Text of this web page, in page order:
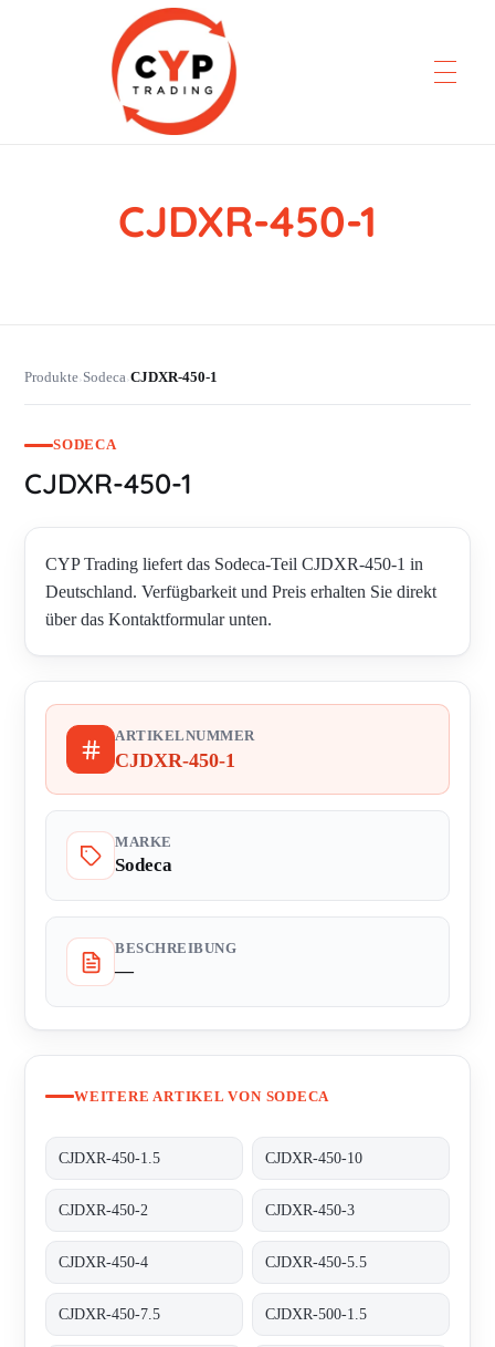
CYP Trading
Professionelle Ersatzteilbeschaffung
CJDXR-450-1
Produkte›Sodeca›CJDXR-450-1
SODECA
CJDXR-450-1
CYP Trading liefert das Sodeca-Teil CJDXR-450-1 in
Deutschland. Verfügbarkeit und Preis erhalten Sie direkt
über das Kontaktformular unten.
ARTIKELNUMMER
CJDXR-450-1
MARKE
Sodeca
BESCHREIBUNG
—
WEITERE ARTIKEL VON SODECA
CJDXR-450-1.5 CJDXR-450-10
CJDXR-450-2 CJDXR-450-3
CJDXR-450-4 CJDXR-450-5.5
CJDXR-450-7.5 CJDXR-500-1.5